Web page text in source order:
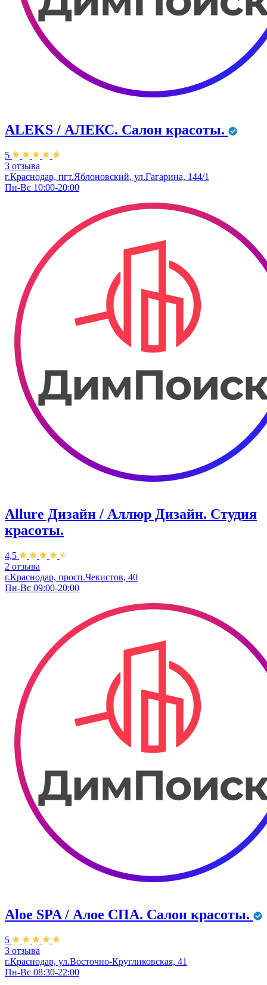
ALEKS / АЛЕКС. Салон красоты.
5
3 отзыва
г.Краснодар, пгт.Яблоновский, ул.Гагарина, 144/1
Пн-Вс 10:00-20:00
Allure Дизайн / Аллюр Дизайн. Студия
красоты.
4,5
2 отзыва
г.Краснодар, просп.Чекистов, 40
Пн-Вс 09:00-20:00
Aloe SPA / Алое СПА. Салон красоты.
5
3 отзыва
г.Краснодар, ул.Восточно-Кругликовская, 41
Пн-Вс 08:30-22:00